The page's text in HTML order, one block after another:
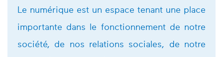
Le numérique est un espace tenant une place
importante dans le fonctionnement de notre
société, de nos relations sociales, de notre